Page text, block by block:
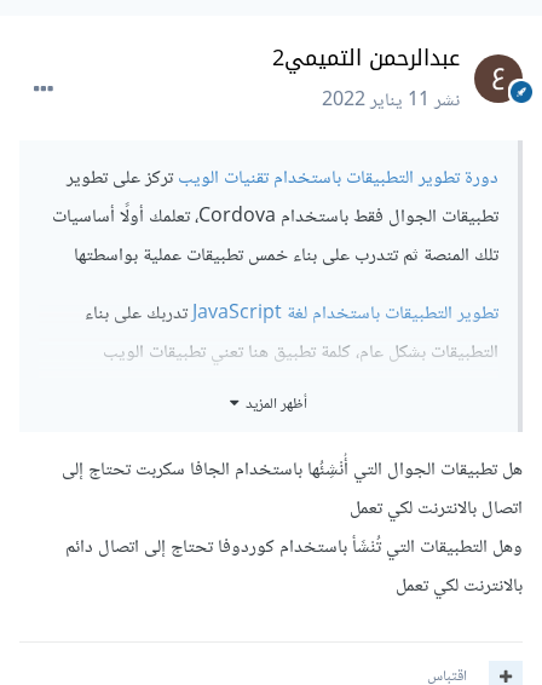
عبدالرحمن التميمي2
نشر11 يناير 2022
دورة تطوير التطبيقات باستخدام تقنيات الويبتركز على تطوير
تطبيقات الجوال فقط باستخدام Cordova، تعلمك أولًا أساسيات
تلك المنصة ثم تتدرب على بناء خمس تطبيقات عملية بواسطتها
تطوير التطبيقات باستخدام لغة JavaScript
تدربك على بناء
التطبيقات بشكل عام، كلمة تطبيق هنا تعني تطبيقات الويب
وتطبيقات الجوال معًا، ستبدأ الدورة معك من الصفر في تعلم
React لتطوير واجهات تطبيقات الويب، و React
Native لتطوير تطبيقات الجوال
في حال كنت مهتمًا بتطوير تطبيقات الجوال فقط الدورة الأولى
تركز على ذلك فقط دون الدخول في مجالات أخرى، أما الدورة
أظهر المزيد
هل تطبيقات الجوال التي أُنْشِئُها باستخدام الجافا سكربت تحتاج إلى
اتصال بالانترنت لكي تعمل
وهل التطبيقات التي تُنْشَأ باستخدام كوردوفا تحتاج إلى اتصال دائم
بالانترنت لكي تعمل
اقتباس